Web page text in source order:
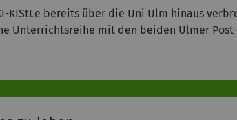
KIStLe bereits über die Uni Ulm hinaus
Unterrichtsreihe mit den beiden Ulmer